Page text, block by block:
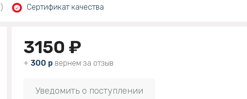
Сертификат качества
3150 ₽
+ 300 р вернем за отзыв
Уведомить о поступлении